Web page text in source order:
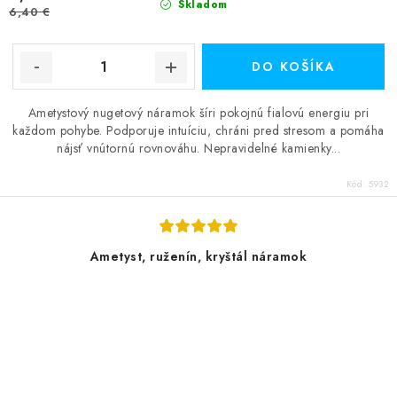
Skladom
6,40 €
DO KOŠÍKA
Ametystový nugetový náramok šíri pokojnú fialovú energiu pri
každom pohybe. Podporuje intuíciu, chráni pred stresom a pomáha
nájsť vnútornú rovnováhu. Nepravidelné kamienky...
Kód: 5932
Ametyst, ruženín, kryštál náramok